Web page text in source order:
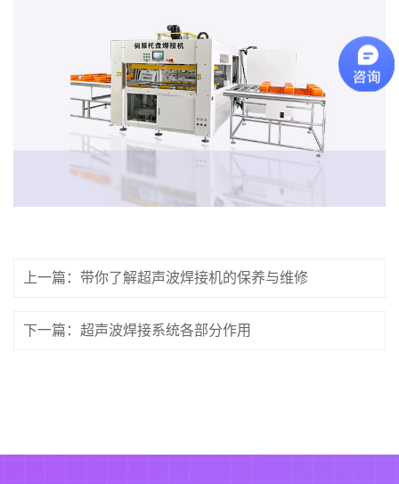
上一篇：带你了解超声波焊接机的保养与维修
下一篇：超声波焊接系统各部分作用